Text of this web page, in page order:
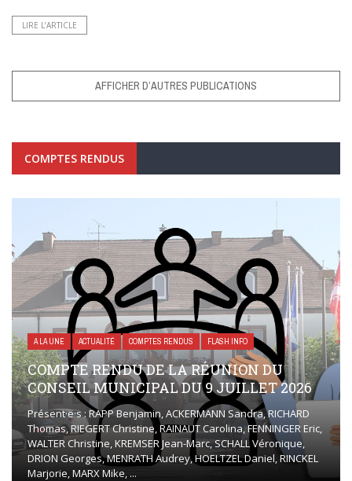
LIRE L’ARTICLE
AFFICHER D’AUTRES PUBLICATIONS
COMPTES RENDUS
A LA UNE ACTUALITÉ COMPTES RENDUS FLASH INFO
COMPTE RENDU DE LA RÉUNION DU
CONSEIL MUNICIPAL DU 9 JUILLET 2026
Présent·e·s : RAPP Benjamin, ACKERMANN Sandra, RICHARD
Thomas, RIEGERT Christine, RAINAUT Carolina, FENNINGER Eric,
WALTER Christine, KREMSER Jean-Marc, SCHALL Véronique,
DRION Georges, MENRATH Audrey, HOELTZEL Daniel, RINCKEL
Marjorie, MARX Mike, ...